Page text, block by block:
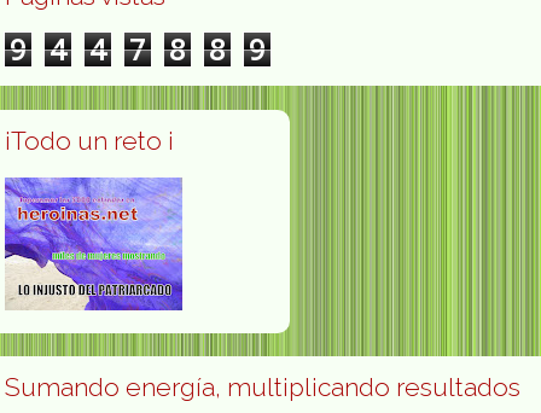
9 4 4 7 8 8 9
¡Todo un reto ¡
Sumando energía, multiplicando resultados